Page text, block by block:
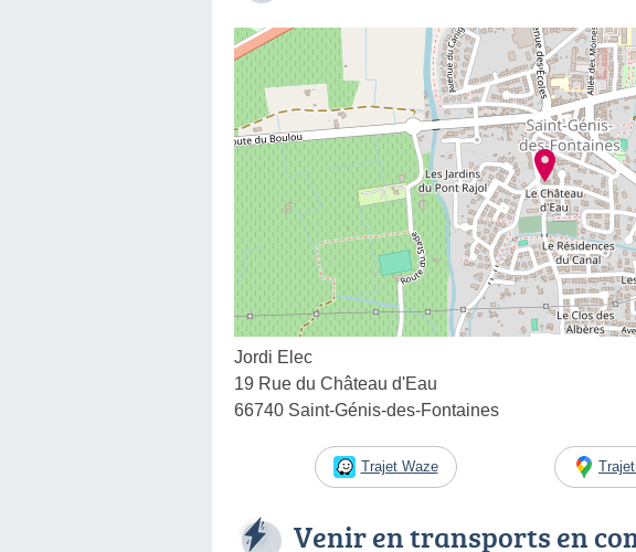
Jordi Elec
19 Rue du Château d'Eau
66740 Saint-Génis-des-Fontaines
Trajet Waze
Venir en transports en